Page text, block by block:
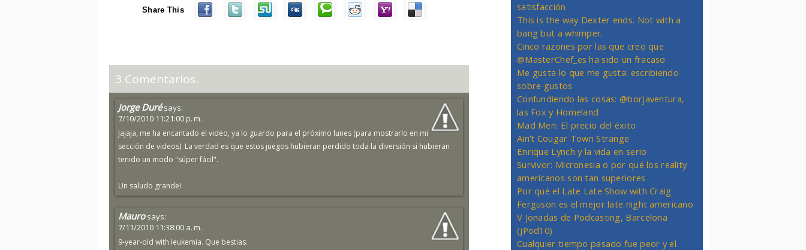
Share This
3 Comentarios.
Jorge Duré says:
7/10/2010 11:21:00 p. m.
Jajaja, me ha encantado el video, ya lo guardo para el próximo lunes (para mostrarlo en mi
sección de videos). La verdad es que estos juegos hubieran perdido toda la diversión si hubieran
tenido un modo "súper fácil".
Un saludo grande!
Mauro says:
7/11/2010 11:38:00 a. m.
9-year-old with leukemia. Que bestias.
satisfacción
This is the way Dexter ends. Not with a
bang but a whimper.
Cinco razones por las que creo que
@MasterChef_es ha sido un fracaso
Me gusta lo que me gusta: escribiendo
sobre gustos
Confundiendo las cosas: @borjaventura,
las Fox y Homeland
Mad Men: El precio del éxito
Ain’t Cougar Town Strange
Enrique Lynch y la vida en serio
Survivor: Micronesia o por qué los reality
americanos son tan superiores
Por qué el Late Late Show with Craig
Ferguson es el mejor late night americano
V Jonadas de Podcasting, Barcelona
(jPod10)
Cualquier tiempo pasado fue peor y el